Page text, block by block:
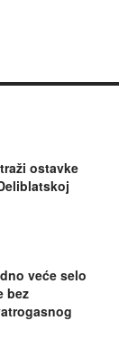
ostavke
veće selo
bez